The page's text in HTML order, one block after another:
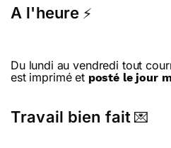
A l'heure ⚡
Du lundi au vendredi tout
est imprimé et posté le jour
Travail bien fait 💌